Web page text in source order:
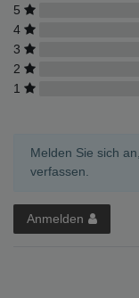
5
4
3
2
1
Melden Sie sich
verfassen.
Anmelden